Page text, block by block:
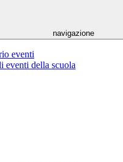
navigazione
eventi
eventi della scuola